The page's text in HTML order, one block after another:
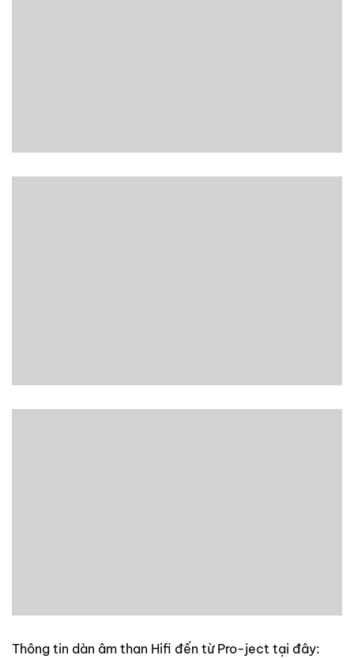
Thông tin dàn âm than Hifi đến từ Pro-ject tại đây: